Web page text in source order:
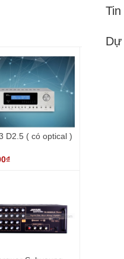
D2.5 ( có optical )
Dự